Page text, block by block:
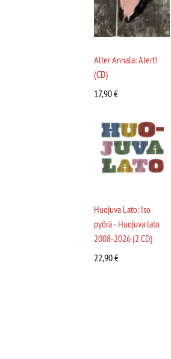
Alter Annala: Alert!
(CD)
17,90€
Huojuva Lato: Iso
pyörä - Huojuva lato
2008-2026 (2 CD)
22,90€